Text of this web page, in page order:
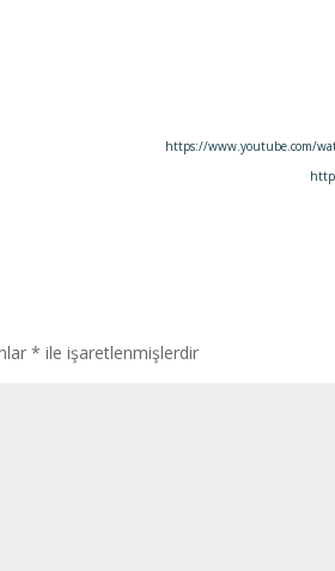
https://www.youtube.com/
* ile işaretlenmişlerdir